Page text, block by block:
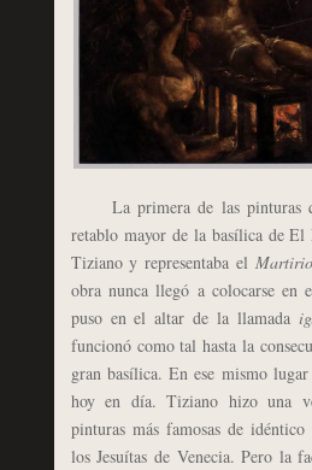
La primera de las pinturas
retablo mayor de la basílica de
Tiziano y representaba el
obra nunca llegó a colocarse en
puso en el altar de la llamada
funcionó como tal hasta la
gran basílica. En ese mismo
hoy en día. Tiziano hizo una
pinturas más famosas de
los Jesuítas de Venecia. Pero la